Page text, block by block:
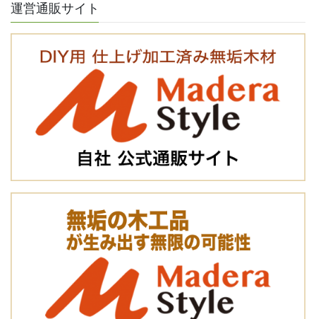
運営通販サイト